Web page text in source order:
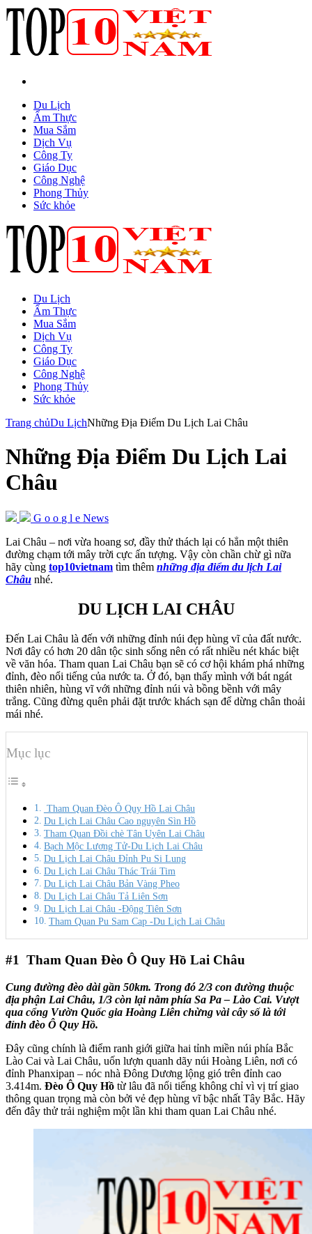
Du Lịch
Ẩm Thực
Mua Sắm
Dịch Vụ
Công Ty
Giáo Dục
Công Nghệ
Phong Thủy
Sức khỏe
Du Lịch
Ẩm Thực
Mua Sắm
Dịch Vụ
Công Ty
Giáo Dục
Công Nghệ
Phong Thủy
Sức khỏe
Trang chủDu LịchNhững Địa Điểm Du Lịch Lai Châu
Những Địa Điểm Du Lịch Lai
Châu
G o o g l e News
Lai Châu – nơi vừa hoang sơ, đầy thử thách lại có hẳn một thiên
đường chạm tới mây trời cực ấn tượng. Vậy còn chần chừ gì nữa
hãy cùng top10vietnam tìm thêm những địa điểm du lịch Lai
Châu nhé.
DU LỊCH LAI CHÂU
Đến Lai Châu là đến với những đỉnh núi đẹp hùng vĩ của đất nước.
Nơi đây có hơn 20 dân tộc sinh sống nên có rất nhiều nét khác biệt
về văn hóa. Tham quan Lai Châu bạn sẽ có cơ hội khám phá những
đỉnh, đèo nổi tiếng của nước ta. Ở đó, bạn thấy mình với bát ngát
thiên nhiên, hùng vĩ với những đỉnh núi và bồng bềnh với mây
trắng. Cũng đừng quên phải đặt trước khách sạn để dừng chân thoải
mái nhé.
Mục lục
Tham Quan Đèo Ô Quy Hồ Lai Châu
Du Lịch Lai Châu Cao nguyên Sìn Hồ
Tham Quan Đồi chè Tân Uyên Lai Châu
Bạch Mộc Lương Tử-Du Lịch Lai Châu
Du Lịch Lai Châu Đỉnh Pu Si Lung
Du Lịch Lai Châu Thác Trái Tim
Du Lịch Lai Châu Bản Vàng Pheo
Du Lịch Lai Châu Tả Liên Sơn
Du Lịch Lai Châu -Động Tiên Sơn
Tham Quan Pu Sam Cap -Du Lịch Lai Châu
#1 Tham Quan Đèo Ô Quy Hồ Lai Châu
Cung đường đèo dài gần 50km. Trong đó 2/3 con đường thuộc
địa phận Lai Châu, 1/3 còn lại nằm phía Sa Pa – Lào Cai. Vượt
qua cổng Vườn Quốc gia Hoàng Liên chừng vài cây số là tới
đỉnh đèo Ô Quy Hồ.
Đây cũng chính là điểm ranh giới giữa hai tỉnh miền núi phía Bắc
Lào Cai và Lai Châu, uốn lượn quanh dãy núi Hoàng Liên, nơi có
đỉnh Phanxipan – nóc nhà Đông Dương lộng gió trên đỉnh cao
3.414m. Đèo Ô Quy Hồ từ lâu đã nổi tiếng không chỉ vì vị trí giao
thông quan trọng mà còn bởi vẻ đẹp hùng vĩ bậc nhất Tây Bắc. Hãy
đến đây thử trải nghiệm một lần khi tham quan Lai Châu nhé.